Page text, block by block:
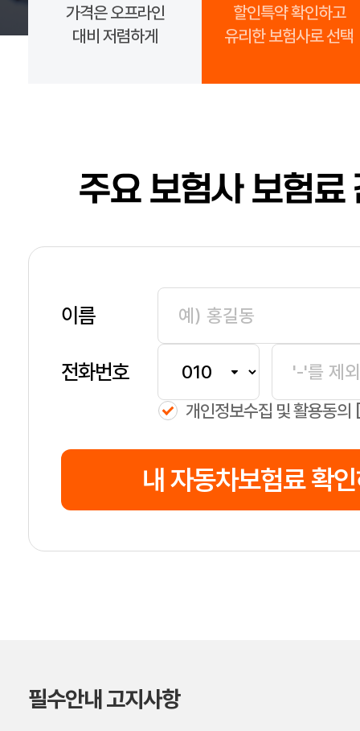
가격은 오프라인
대비 저렴하게
할인특약 확인하고
유리한 보험사로 선택
주요 보험사 보험료
이름
전화번호
개인정보수집 및 활용동의
내 자동차보험료 확
필수안내 고지사항